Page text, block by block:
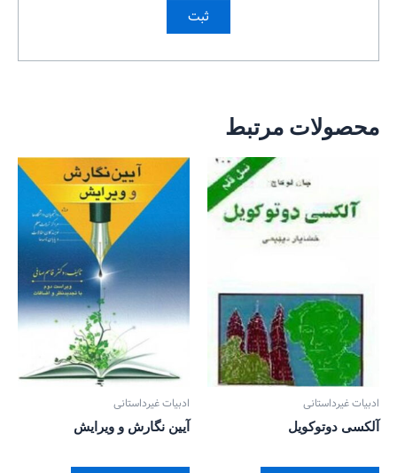
محصولات مرتبط
ادبیات غیرداستانی
آلکسی دوتوکویل
ادبیات غیرداستانی
آیین نگارش و ویرایش